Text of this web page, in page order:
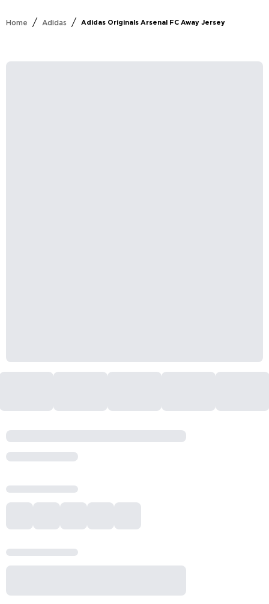
Home / Adidas / Adidas Originals Arsenal FC Away Jersey